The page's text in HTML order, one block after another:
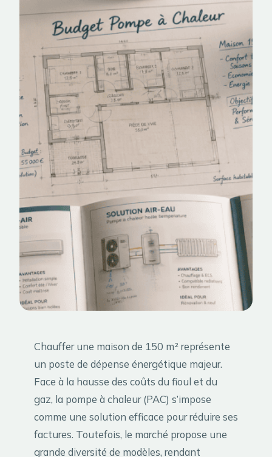
Chauffer une maison de 150 m² représente
un poste de dépense énergétique majeur.
Face à la hausse des coûts du fioul et du
gaz, la pompe à chaleur (PAC) s’impose
comme une solution efficace pour réduire ses
factures. Toutefois, le marché propose une
grande diversité de modèles, rendant